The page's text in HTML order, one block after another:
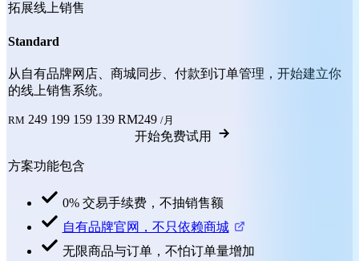
拓展线上销售
Standard
从自有品牌网店、商城同步、付款到订单管理，开始建立你
的线上销售系统。
RM 249 199 159 139 RM249 /月
开始免费试用
方案功能包含
0% 交易手续费，不抽销售额
自有品牌官网，不只依赖商城
无限商品与订单，不怕订单量增加